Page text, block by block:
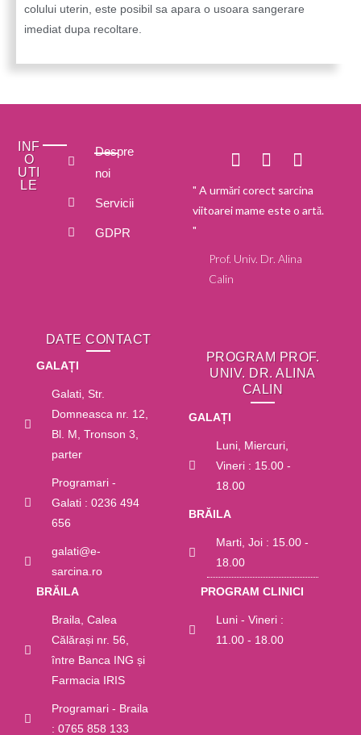
colului uterin, este posibil sa apara o usoara sangerare
imediat dupa recoltare.
INF
O
UTI
LE
Despre
noi
Servicii
GDPR
" A urmări corect sarcina
viitoarei mame este o artă.
"
Prof. Univ. Dr. Alina
Calin
DATE CONTACT
GALAȚI
Galati, Str.
Domneasca nr. 12,
Bl. M, Tronson 3,
parter
Programari -
Galati : 0236 494
656
galati@e-
sarcina.ro
BRĂILA
Braila, Calea
Călărași nr. 56,
între Banca ING și
Farmacia IRIS
Programari - Braila
: 0765 858 133
PROGRAM PROF.
UNIV. DR. ALINA
CALIN
GALAȚI
Luni, Miercuri,
Vineri : 15.00 -
18.00
BRĂILA
Marti, Joi : 15.00 -
18.00
PROGRAM CLINICI
Luni - Vineri :
11.00 - 18.00